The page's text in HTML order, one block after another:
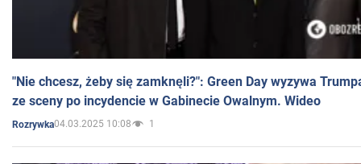
"Nie chcesz, żeby się zamknęli?": Green Day wyzywa
ze sceny po incydencie w Gabinecie Owalnym. Wideo
Rozrywka04.03.2025 10:08 1